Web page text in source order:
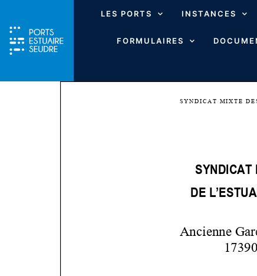
LES PORTS INSTANCES
FORMULAIRES